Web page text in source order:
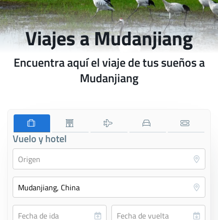
Viajes a Mudanjiang
Encuentra aquí el viaje de tus sueños a
Mudanjiang
Vuelo y hotel